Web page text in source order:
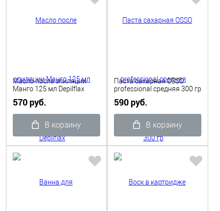
Масло после эпиляции
Манго 125 мл Depilflax
570 руб.
В корзину
Паста сахарная OSSO
professional средняя 300 гр
590 руб.
В корзину